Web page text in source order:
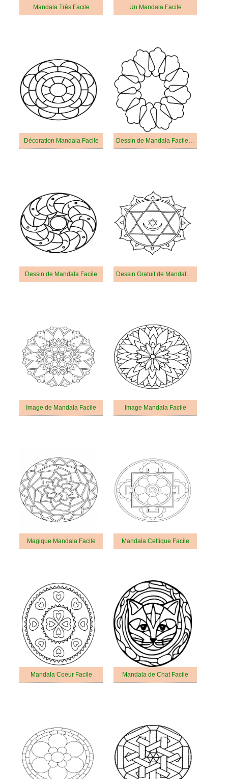
Mandala Très Facile Un Mandala Facile
Décoration Mandala Facile Dessin de Mandala Facile Gratuit
Dessin de Mandala Facile Dessin Gratuit de Mandala Facile
Image de Mandala Facile Image Mandala Facile
Magique Mandala Facile Mandala Celtique Facile
Mandala Coeur Facile Mandala de Chat Facile